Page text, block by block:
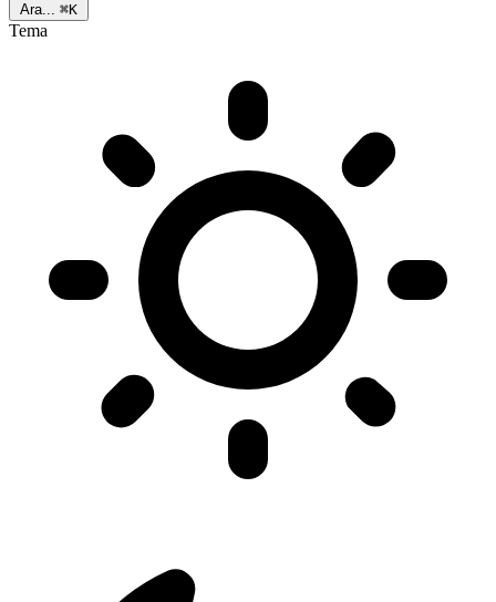
Ara... ⌘K
Tema